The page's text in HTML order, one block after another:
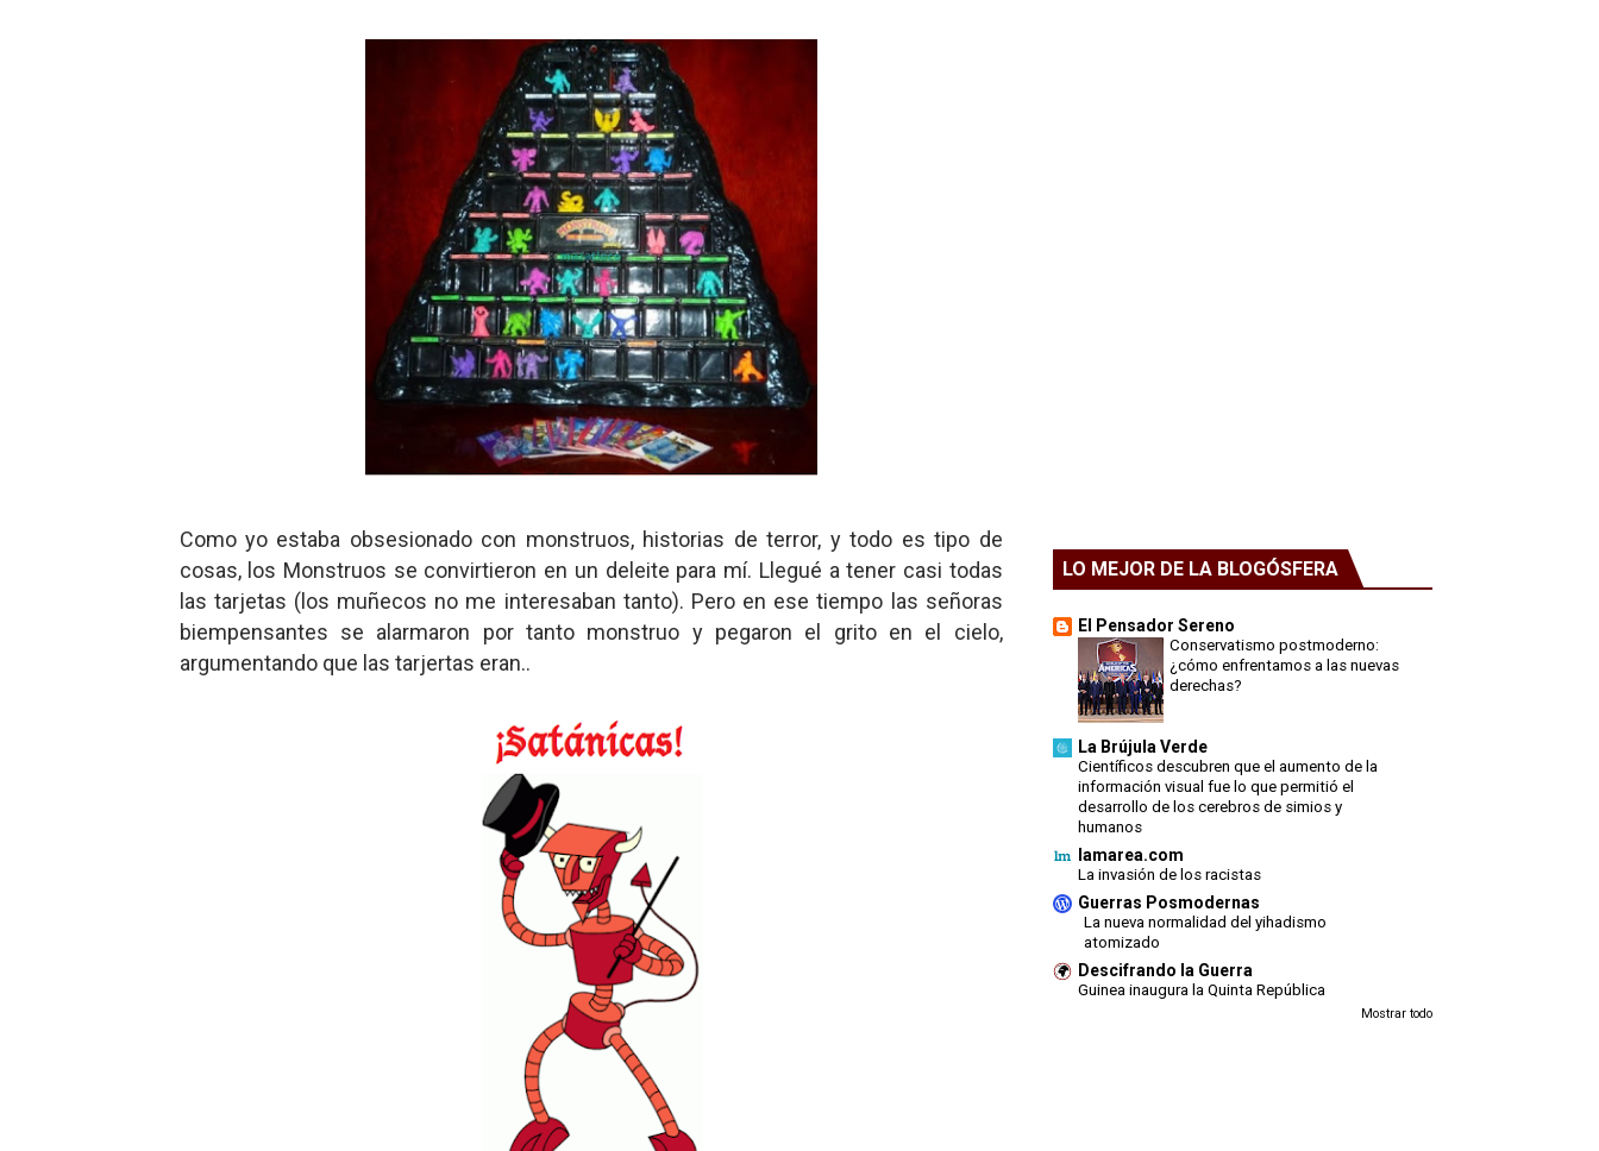
Como yo estaba obsesionado con monstruos, historias de terror, y todo es tipo de
cosas, los Monstruos se convirtieron en un deleite para mí. Llegué a tener casi todas
las tarjetas (los muñecos no me interesaban tanto). Pero en ese tiempo las señoras
biempensantes se alarmaron por tanto monstruo y pegaron el grito en el cielo,
argumentando que las tarjertas eran..
LO MEJOR DE LA BLOGÓSFERA
El Pensador Sereno
Conservatismo postmoderno:
¿cómo enfrentamos a las nuevas
derechas?
La Brújula Verde
Científicos descubren que el aumento de la
información visual fue lo que permitió el
desarrollo de los cerebros de simios y
humanos
lamarea.com
La invasión de los racistas
Guerras Posmodernas
La nueva normalidad del yihadismo
atomizado
Descifrando la Guerra
Guinea inaugura la Quinta República
Mostrar todo